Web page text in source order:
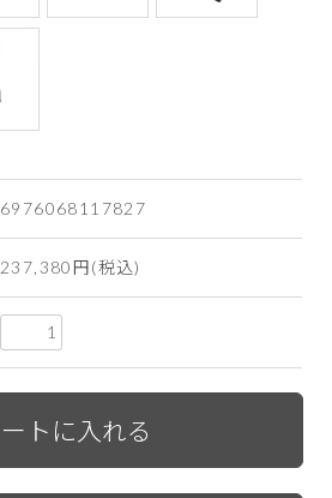
6976068117827
237,380円(税込)